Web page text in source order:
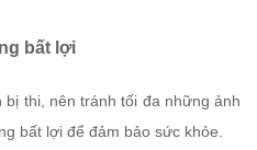
bất lợi
thi, nên tránh tối đa những ảnh
bất lợi để đảm bảo sức khỏe.